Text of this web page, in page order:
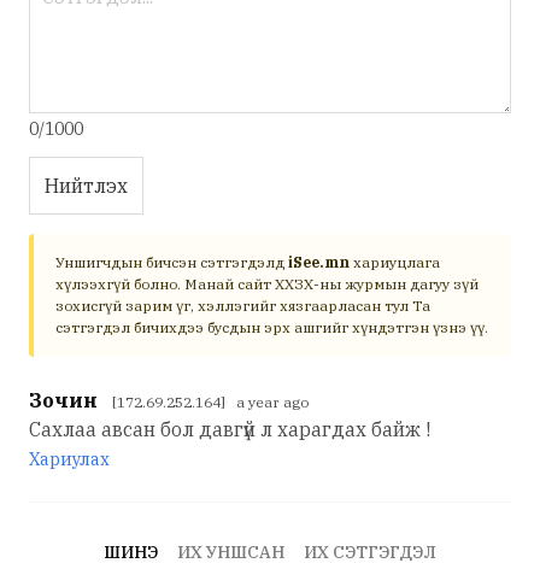
0/1000
Нийтлэх
Уншигчдын бичсэн сэтгэгдэлд iSee.mn хариуцлага
хүлээхгүй болно. Манай сайт ХХЗХ-ны журмын дагуу зүй
зохисгүй зарим үг, хэллэгийг хязгаарласан тул Та
сэтгэгдэл бичихдээ бусдын эрх ашгийг хүндэтгэн үзнэ үү.
Зочин [172.69.252.164] a year ago
Сахлаа авсан бол давгүй л харагдах байж !
Хариулах
ШИНЭ ИХ УНШСАН ИХ СЭТГЭГДЭЛ